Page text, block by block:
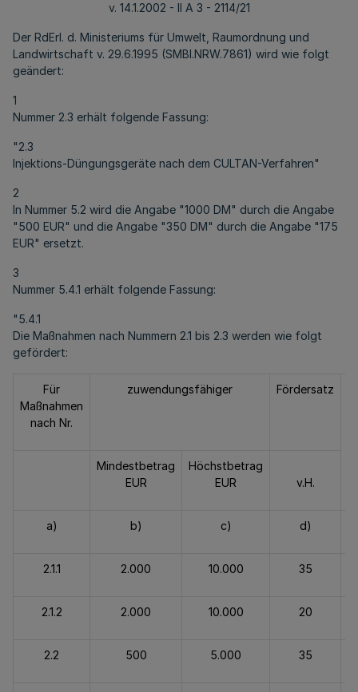
v. 14.1.2002 - II A 3 - 2114/21
Der RdErl. d. Ministeriums für Umwelt, Raumordnung und
Landwirtschaft v. 29.6.1995 (SMBl.NRW.7861) wird wie folgt
geändert:
1
Nummer 2.3 erhält folgende Fassung:
"2.3
Injektions-Düngungsgeräte nach dem CULTAN-Verfahren"
2
In Nummer 5.2 wird die Angabe "1000 DM" durch die Angabe
"500 EUR" und die Angabe "350 DM" durch die Angabe "175
EUR" ersetzt.
3
Nummer 5.4.1 erhält folgende Fassung:
"5.4.1
Die Maßnahmen nach Nummern 2.1 bis 2.3 werden wie folgt
gefördert:
Für
Maßnahmen
nach Nr.
zuwendungsfähiger Fördersatz
Mindestbetrag
EUR
Höchstbetrag
EUR
v.H.
a) b) c) d)
2.1.1 2.000 10.000 35
2.1.2 2.000 10.000 20
2.2 500 5.000 35